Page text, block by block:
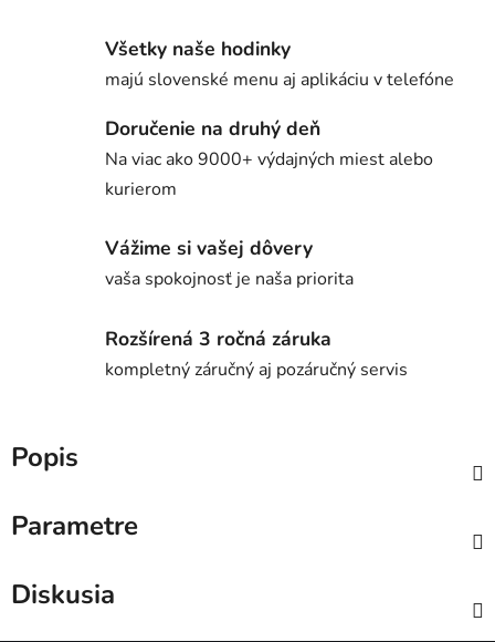
Všetky naše hodinky
majú slovenské menu aj aplikáciu v telefóne
Doručenie na druhý deň
Na viac ako 9000+ výdajných miest alebo
kurierom
Vážime si vašej dôvery
vaša spokojnosť je naša priorita
Rozšírená 3 ročná záruka
kompletný záručný aj pozáručný servis
Popis
Parametre
Diskusia